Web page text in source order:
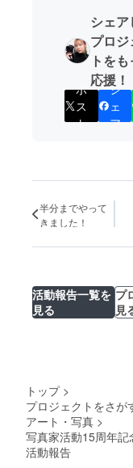
シェア
プロジ
トを
応援！
ポ
ス
ト
シ
ェ
ア
半分までやって
きました！
活動報告一覧を
見る
プ
見
トップ >
プロジェクトをさが
アート・写真 >
写真家活動15周年
活動報告